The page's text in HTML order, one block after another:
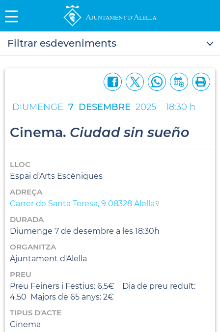
Filtrar esdeveniments
DIUMENGE 7 DESEMBRE 2025 18:30 h
Cinema. Ciudad sin sueño
LLOC
Espai d'Arts Escèniques
ADREÇA
Carrer de Santa Teresa, 9 08328 Alella
DURADA
Diumenge 7 de desembre a les 18:30h
ORGANITZA
Ajuntament d'Alella
PREU
Preu Feiners i Festius: 6,5€ Dia de preu reduït:
4,50 Majors de 65 anys: 2€
TIPUS D'ACTE
Cinema